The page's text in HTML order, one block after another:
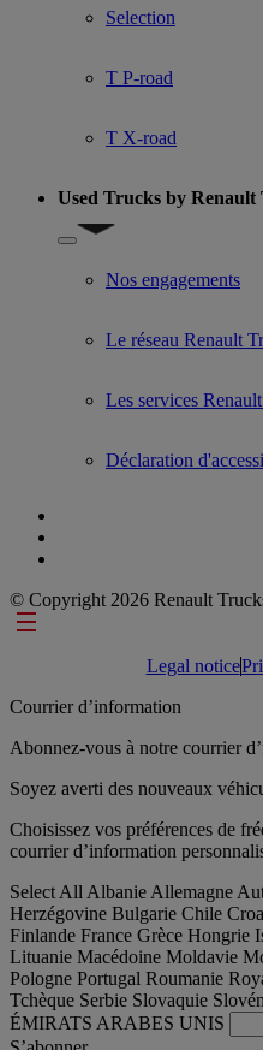
Selection
T P-road
T X-road
Used Trucks by Renault
Show submenu for Used
Nos engagements
Le réseau Renault
Les services
Déclaration
© Copyright 2026 Renault
Footer links
Legal notice
Courrier d’information
Abonnez-vous à notre courrier
Soyez averti des nouveaux
Choisissez vos préférences de
courrier d’information
Select All Albanie Allemagne
Herzégovine Bulgarie Chile
Finlande France Grèce Hongrie
Lituanie Macédoine Moldavie
Pologne Portugal Roumanie
Tchèque Serbie Slovaquie
ÉMIRATS ARABES UNIS